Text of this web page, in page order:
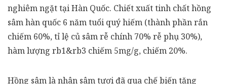
nghiêm ngặt tại Hàn Quốc. Chiết xuất tinh chất hồng
sâm hàn quốc 6 năm tuổi quý hiếm (thành phần rắn
chiếm 60%, tỉ lệ củ sâm rễ chính 70% rễ phụ 30%),
hàm lượng rb1&rb3 chiếm 5mg/g, chiếm 20%.
Hồng sâm là nhân sâm tươi đã qua chế biến tăng